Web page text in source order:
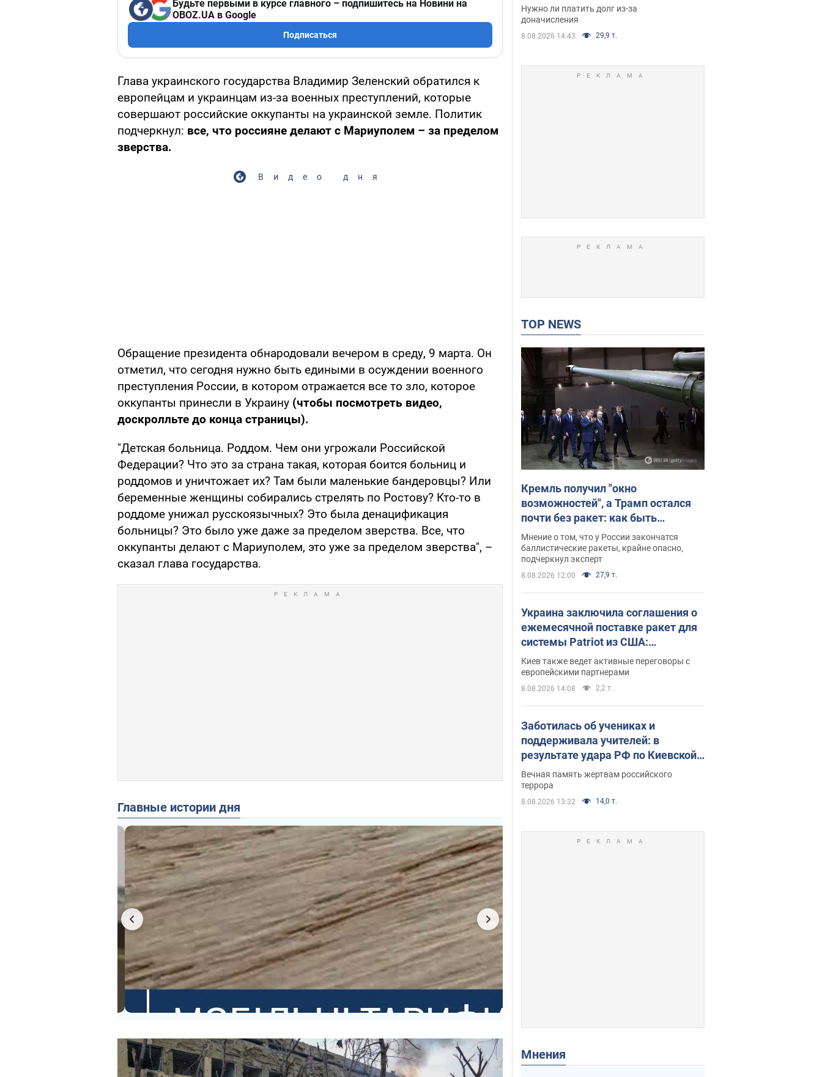
Будьте первыми в курсе главного – подпишитесь на Новини на
OBOZ.UA в Google
Подписаться
Глава украинского государства Владимир Зеленский обратился к
европейцам и украинцам из-за военных преступлений, которые
совершают российские оккупанты на украинской земле. Политик
подчеркнул: все, что россияне делают с Мариуполем – за пределом
зверства.
Видео дня
Обращение президента обнародовали вечером в среду, 9 марта. Он
отметил, что сегодня нужно быть едиными в осуждении военного
преступления России, в котором отражается все то зло, которое
оккупанты принесли в Украину (чтобы посмотреть видео,
доскролльте до конца страницы).
"Детская больница. Роддом. Чем они угрожали Российской
Федерации? Что это за страна такая, которая боится больниц и
роддомов и уничтожает их? Там были маленькие бандеровцы? Или
беременные женщины собирались стрелять по Ростову? Кто-то в
роддоме унижал русскоязычных? Это была денацификация
больницы? Это было уже даже за пределом зверства. Все, что
оккупанты делают с Мариуполем, это уже за пределом зверства", –
сказал глава государства.
Главные истории дня
судья вынес
неожиданное решение
Нужно ли платить долг из-за
доначисления
8.08.2026 14:43 29,9 т.
TOP NEWS
Кремль получил "окно
возможностей", а Трамп остался
почти без ракет: как быть
Украине? Интервью с Мельником
Мнение о том, что у России закончатся
баллистические ракеты, крайне опасно,
подчеркнул эксперт
8.08.2026 12:00 27,9 т.
Украина заключила соглашения о
ежемесячной поставке ракет для
системы Patriot из США:
Зеленский раскрыл подробности
Киев также ведет активные переговоры с
европейскими партнерами
8.08.2026 14:08 2,2 т.
Заботилась об учениках и
поддерживала учителей: в
результате удара РФ по Киевской
области погибли директор
киевского лицея, её муж и внук
Вечная память жертвам российского
террора
8.08.2026 13:32 14,0 т.
Мнения